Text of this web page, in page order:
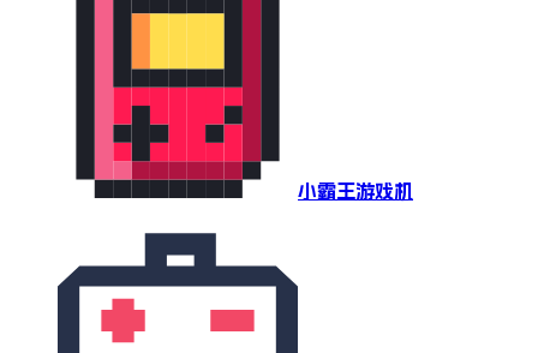
小霸王游戏机